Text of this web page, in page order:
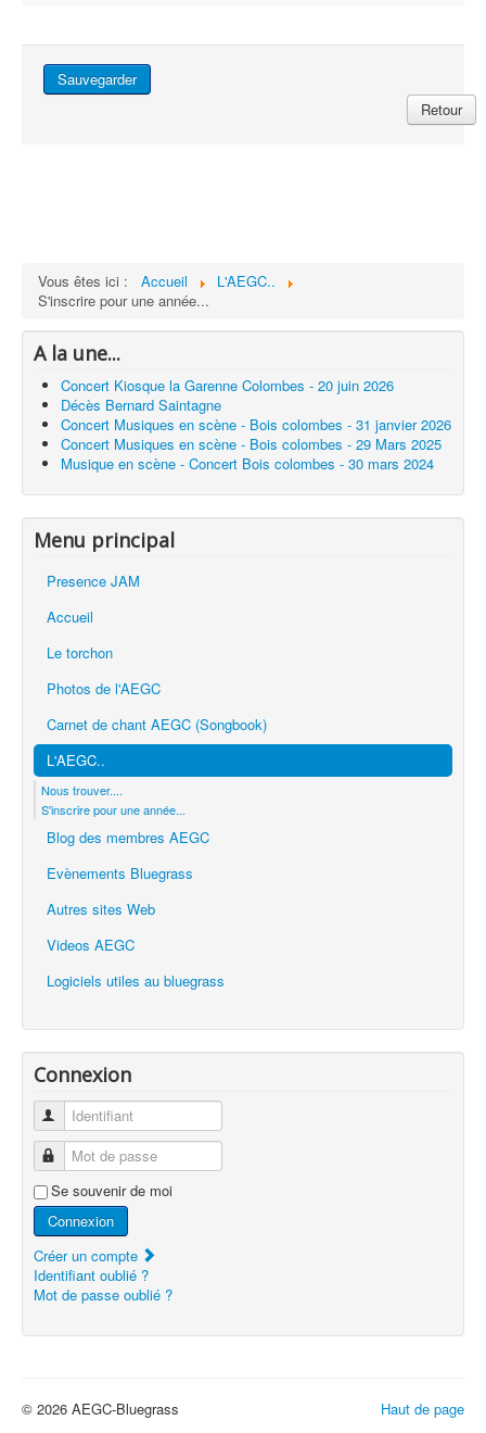
Sauvegarder
Retour
Vous êtes ici : Accueil
L'AEGC..
S'inscrire pour une année...
A la une...
Concert Kiosque la Garenne Colombes - 20 juin 2026
Décès Bernard Saintagne
Concert Musiques en scène - Bois colombes - 31 janvier 2026
Concert Musiques en scène - Bois colombes - 29 Mars 2025
Musique en scène - Concert Bois colombes - 30 mars 2024
Menu principal
Presence JAM
Accueil
Le torchon
Photos de l'AEGC
Carnet de chant AEGC (Songbook)
L'AEGC..
Nous trouver....
S'inscrire pour une année...
Blog des membres AEGC
Evènements Bluegrass
Autres sites Web
Videos AEGC
Logiciels utiles au bluegrass
Connexion
Identifiant
Mot de passe
Se souvenir de moi
Connexion
Créer un compte
Identifiant oublié ?
Mot de passe oublié ?
Haut de page
© 2026 AEGC-Bluegrass